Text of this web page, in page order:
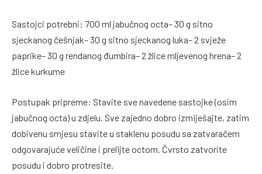
Sastojci potrebni: 700 ml jabučnog octa– 30 g sitno
sjeckanog češnjak– 30 g sitno sjeckanog luka– 2 svježe
paprike– 30 g rendanog đumbira– 2 žlice mljevenog hrena– 2
žlice kurkume
Postupak pripreme: Stavite sve navedene sastojke (osim
jabučnog octa) u zdjelu. Sve zajedno dobro izmiješajte, zatim
dobivenu smjesu stavite u staklenu posudu sa zatvaračem
odgovarajuće veličine i prelijte octom. Čvrsto zatvorite
posudu i dobro protresite.